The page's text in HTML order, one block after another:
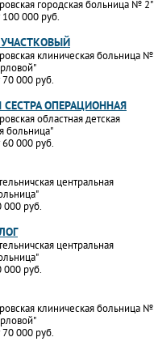
городская больница № 2"
100 000 руб.
клиническая больница №
70 000 руб.
ОПЕРАЦИОННАЯ
областная детская
больница"
60 000 руб.
центральная
000 руб.
центральная
000 руб.
клиническая больница №
70 000 руб.